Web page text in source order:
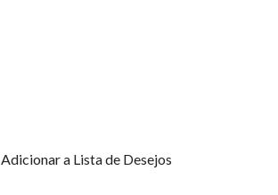
Adicionar a Lista de Desejos